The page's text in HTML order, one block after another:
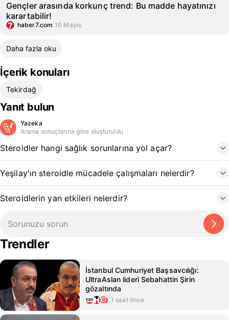
Gençler arasında korkunç trend: Bu madde hayatınızı
karartabilir!
haber7.com 10 Mayıs
Daha fazla oku
İçerik konuları
Tekirdağ
Yanıt bulun
Yazeka
Arama sonuçlarına göre oluşturuldu
Steroidler hangi sağlık sorunlarına yol açar?
Yeşilay'ın steroidle mücadele çalışmaları nelerdir?
Steroidlerin yan etkileri nelerdir?
Trendler
İstanbul Cumhuriyet Başsavcılığı:
UltraAslan lideri Sebahattin Şirin
gözaltında
1 saat önce